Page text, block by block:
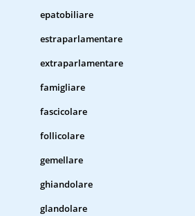
epatobiliare
estraparlamentare
extraparlamentare
famigliare
fascicolare
follicolare
gemellare
ghiandolare
glandolare